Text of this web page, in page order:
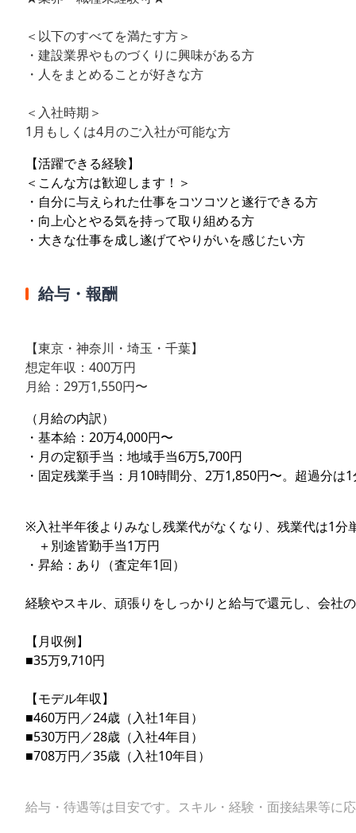
＜以下のすべてを満たす方＞
・建設業界やものづくりに興味がある方
・人をまとめることが好きな方
＜入社時期＞
1月もしくは4月のご入社が可能な方
【活躍できる経験】
＜こんな方は歓迎します！＞
・自分に与えられた仕事をコツコツと遂行できる方
・向上心とやる気を持って取り組める方
・大きな仕事を成し遂げてやりがいを感じたい方
給与・報酬
【東京・神奈川・埼玉・千葉】
想定年収：400万円
月給：29万1,550円〜
（月給の内訳）
・基本給：20万4,000円〜
・月の定額手当：地域手当6万5,700円
・固定残業手当：月10時間分、2万1,850円〜。超過分は1
※⼊社半年後よりみなし残業代がなくなり、残業代は1分
＋別途皆勤⼿当1万円
・昇給：あり（査定年1回）
経験やスキル、頑張りをしっかりと給与で還元し、会社
【⽉収例】
■35万9,710円
【モデル年収】
■460万円／24歳（⼊社1年⽬）
■530万円／28歳（⼊社4年⽬）
■708万円／35歳（⼊社10年⽬）
給与・待遇等は目安です。スキル・経験・面接結果等に応